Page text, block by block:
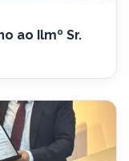
ao Ilmº Sr.